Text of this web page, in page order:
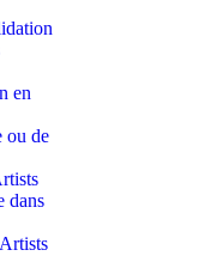
en
ou de
dans